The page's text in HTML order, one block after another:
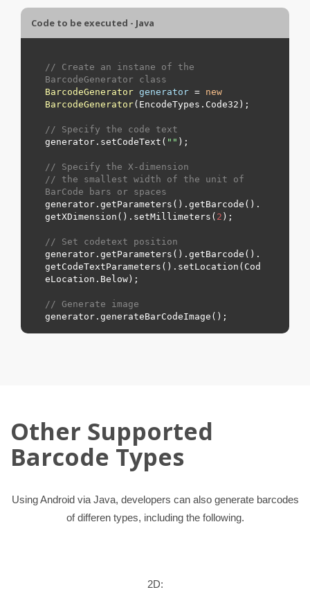
Code to be executed - Java
// Create an instane of the
BarcodeGenerator class
BarcodeGenerator generator = new
BarcodeGenerator(EncodeTypes. Code32 );
// Specify the code text
generator.setCodeText( " " );
// Specify the X-dimension
// the smallest width of the unit of
BarCode bars or spaces
generator.getParameters().getBarcode().
getXDimension().setMillimeters( 2 );
// Set codetext position
generator.getParameters().getBarcode().
getCodeTextParameters().setLocation(Cod
eLocation. Below );
// Generate image
Other Supported
Barcode Types
Using Android via Java, developers can also generate barcodes
of differen types, including the following.
2D: